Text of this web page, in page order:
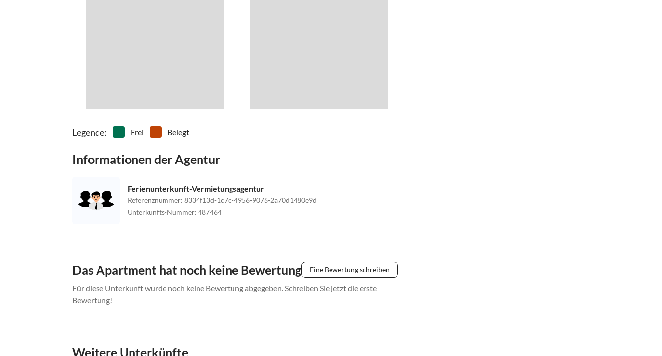
Legende: Frei Belegt
Informationen der Agentur
Ferienunterkunft-Vermietungsagentur
Referenznummer: 8334f13d-1c7c-4956-9076-2a70d1480e9d
Unterkunfts-Nummer: 487464
Das Apartment hat noch keine Bewertung Eine Bewertung schreiben
Für diese Unterkunft wurde noch keine Bewertung abgegeben. Schreiben Sie jetzt die erste
Bewertung!
Weitere Unterkünfte